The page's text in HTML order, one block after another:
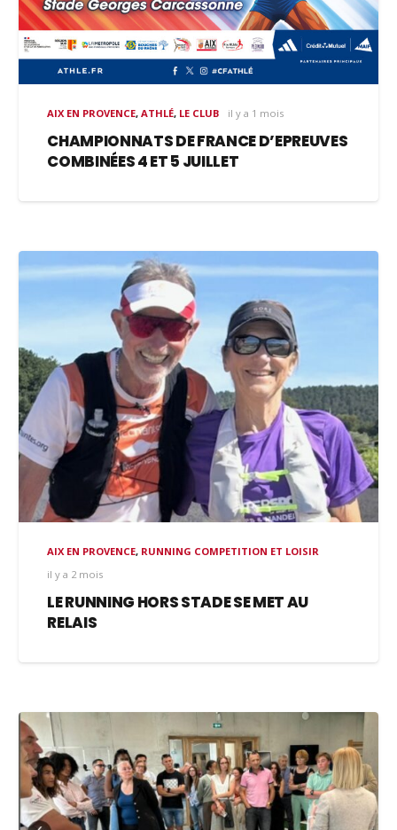
AIX EN PROVENCE,ATHLÉ, LE CLUB il y a 1 mois
CHAMPIONNATS DE FRANCE D’EPREUVES
COMBINÉES 4 ET 5 JUILLET
AIX EN PROVENCE, RUNNING COMPETITION ET LOISIR
il y a 2 mois
LE RUNNING HORS STADE SE MET AU
RELAIS